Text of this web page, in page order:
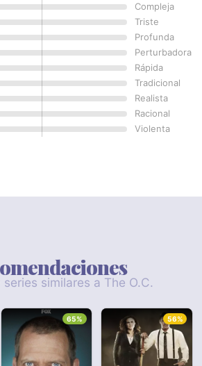
Compleja
Triste
Profunda
Perturbadora
Rápida
Tradicional
Realista
Racional
Violenta
similares a The O.C.
65% 56%